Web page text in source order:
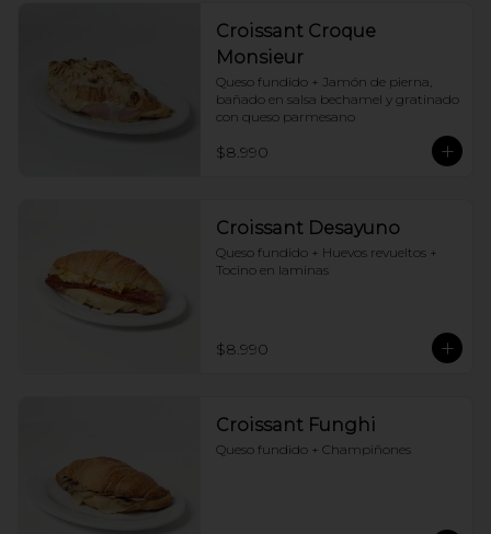
Croissant Croque
Monsieur
Queso fundido + Jamón de pierna,
bañado en salsa bechamel y gratinado
con queso parmesano
$8.990
Croissant Desayuno
Queso fundido + Huevos revueltos +
Tocino en laminas
$8.990
Croissant Funghi
Queso fundido + Champiñones